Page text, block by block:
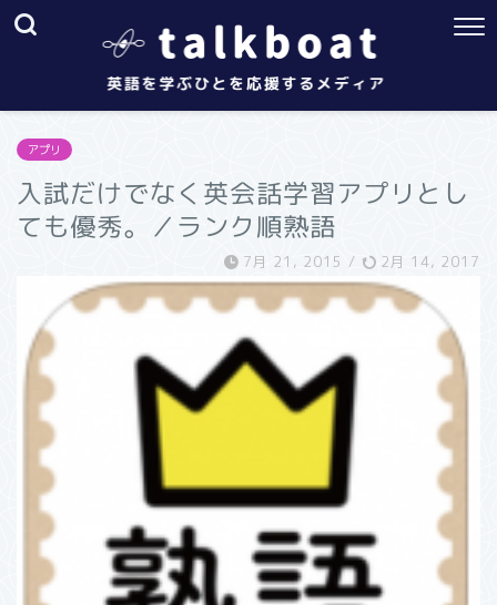
アプリ
入試だけでなく英会話学習アプリとし
ても優秀。／ランク順熟語
7月 21, 2015 / 2月 14, 2017